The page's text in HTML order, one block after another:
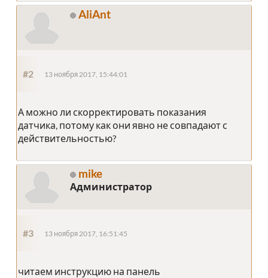
AliAnt
#2 13 ноября 2017, 15:44:01
А можно ли скорректировать показания
датчика, потому как они явно не совпадают с
действительностью?
mike
Администратор
#3 13 ноября 2017, 16:51:45
читаем инструкцию на панель